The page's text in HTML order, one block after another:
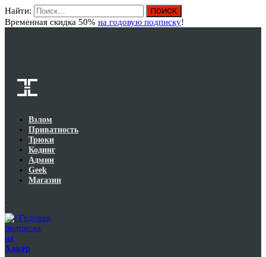
Найти:
Временная скидка 50% на годовую подписку!
Взлом
Приватность
Трюки
Кодинг
Админ
Geek
Магазин
Годовая
подписка
на
Хакер